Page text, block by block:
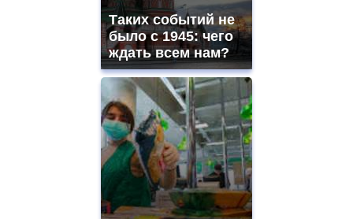
Таких событий не
было с 1945: чего
ждать всем нам?